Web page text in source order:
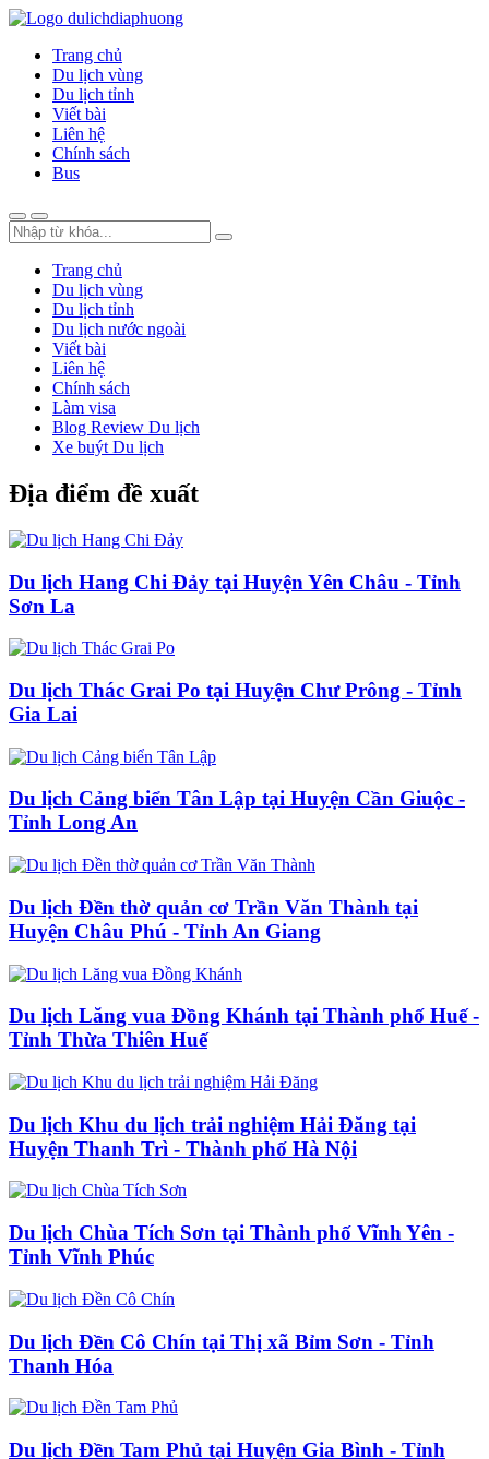
Trang chủ
Du lịch vùng
Du lịch tỉnh
Viết bài
Liên hệ
Chính sách
Bus
Trang chủ
Du lịch vùng
Du lịch tỉnh
Du lịch nước ngoài
Viết bài
Liên hệ
Chính sách
Làm visa
Blog Review Du lịch
Xe buýt Du lịch
Địa điểm đề xuất
Du lịch Hang Chi Đảy tại Huyện Yên Châu - Tỉnh
Sơn La
Du lịch Thác Grai Po tại Huyện Chư Prông - Tỉnh
Gia Lai
Du lịch Cảng biển Tân Lập tại Huyện Cần Giuộc -
Tỉnh Long An
Du lịch Đền thờ quản cơ Trần Văn Thành tại
Huyện Châu Phú - Tỉnh An Giang
Du lịch Lăng vua Đồng Khánh tại Thành phố Huế -
Tỉnh Thừa Thiên Huế
Du lịch Khu du lịch trải nghiệm Hải Đăng tại
Huyện Thanh Trì - Thành phố Hà Nội
Du lịch Chùa Tích Sơn tại Thành phố Vĩnh Yên -
Tỉnh Vĩnh Phúc
Du lịch Đền Cô Chín tại Thị xã Bỉm Sơn - Tỉnh
Thanh Hóa
Du lịch Đền Tam Phủ tại Huyện Gia Bình - Tỉnh